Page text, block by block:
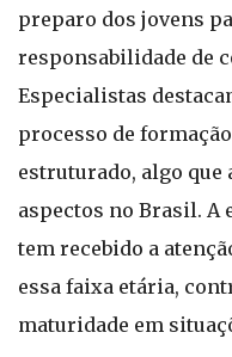
preparo dos jovens
responsabilidade de
Especialistas
processo de
estruturado, algo que
aspectos no Brasil. A
tem recebido a
essa faixa etária,
maturidade em